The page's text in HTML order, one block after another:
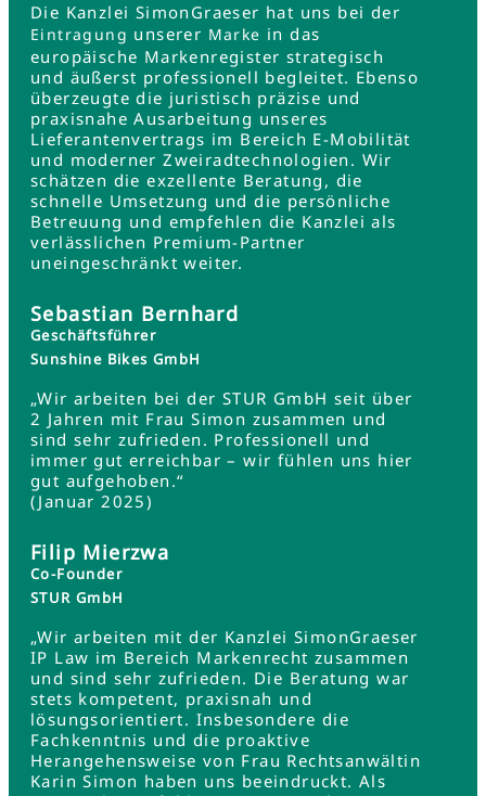
Die Kanzlei SimonGraeser hat uns bei der
Eintragung unserer Marke in das
europäische Markenregister strategisch
und äußerst professionell begleitet. Ebenso
überzeugte die juristisch präzise und
praxisnahe Ausarbeitung unseres
Lieferantenvertrags im Bereich E-Mobilität
und moderner Zweiradtechnologien. Wir
schätzen die exzellente Beratung, die
schnelle Umsetzung und die persönliche
Betreuung und empfehlen die Kanzlei als
verlässlichen Premium-Partner
uneingeschränkt weiter.
Sebastian Bernhard
Geschäftsführer
Sunshine Bikes GmbH
„Wir arbeiten bei der STUR GmbH seit über
2 Jahren mit Frau Simon zusammen und
sind sehr zufrieden. Professionell und
immer gut erreichbar – wir fühlen uns hier
gut aufgehoben.“
(Januar 2025)
Filip Mierzwa
Co-Founder
STUR GmbH
„Wir arbeiten mit der Kanzlei SimonGraeser
IP Law im Bereich Markenrecht zusammen
und sind sehr zufrieden. Die Beratung war
stets kompetent, praxisnah und
lösungsorientiert. Insbesondere die
Fachkenntnis und die proaktive
Herangehensweise von Frau Rechtsanwältin
Karin Simon haben uns beeindruckt. Als